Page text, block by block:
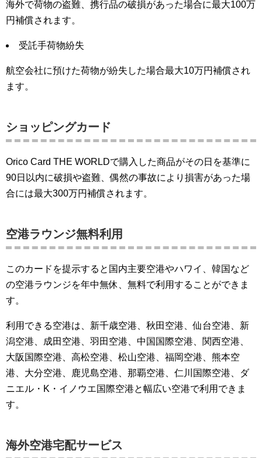
海外で荷物の盗難、携行品の破損があった場合に最大100万
円補償されます。
受託手荷物紛失
航空会社に預けた荷物が紛失した場合最大10万円補償され
ます。
ショッピングカード
Orico Card THE WORLDで購入した商品がその日を基準に
90日以内に破損や盗難、偶然の事故により損害があった場
合には最大300万円補償されます。
空港ラウンジ無料利用
このカードを提示すると国内主要空港やハワイ、韓国など
の空港ラウンジを年中無休、無料で利用することができま
す。
利用できる空港は、新千歳空港、秋田空港、仙台空港、新
潟空港、成田空港、羽田空港、中国国際空港、関西空港、
大阪国際空港、高松空港、松山空港、福岡空港、熊本空
港、大分空港、鹿児島空港、那覇空港、仁川国際空港、ダ
ニエル・K・イノウエ国際空港と幅広い空港で利用できま
す。
海外空港宅配サービス